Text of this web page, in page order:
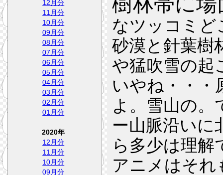
なツッコミど
砂漠と針葉樹
や猛吹雪の起
いやね・・・
よ。雪山の。
ー山脈沿いに
ら多少は理解
アニメはそ
12月分
11月分
10月分
09月分
08月分
07月分
06月分
05月分
04月分
03月分
02月分
01月分
2020年
12月分
11月分
10月分
09月分